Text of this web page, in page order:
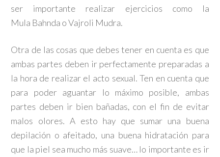
ser importante realizar ejercicios como la
Mula Bahnda o Vajroli Mudra.
Otra de las cosas que debes tener en cuenta es que
ambas partes deben ir perfectamente preparadas a
la hora de realizar el acto sexual. Ten en cuenta que
para poder aguantar lo máximo posible, ambas
partes deben ir bien bañadas, con el fin de evitar
malos olores. A esto hay que sumar una buena
depilación o afeitado, una buena hidratación para
que la piel sea mucho más suave… lo importante es ir